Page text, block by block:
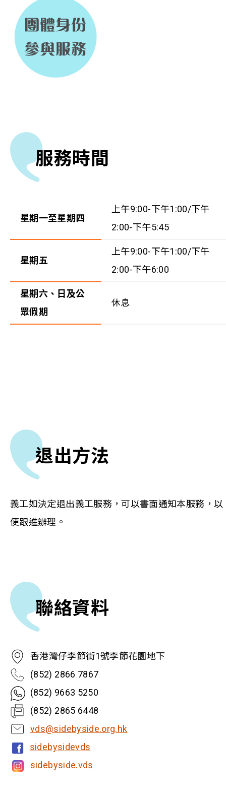
服務時間
星期一至星期四
上午9:00-下午1:00/下午
2:00-下午5:45
星期五
上午9:00-下午1:00/下午
2:00-下午6:00
星期六、日及公
眾假期
休息
退出方法
義工如決定退出義工服務，可以書面通知本服務，以
便跟進辦理。
聯絡資料
香港灣仔李節街1號李節花園地下
(852) 2866 7867
(852) 9663 5250
(852) 2865 6448
vds@sidebyside.org.hk
sidebysidevds
sidebyside.vds